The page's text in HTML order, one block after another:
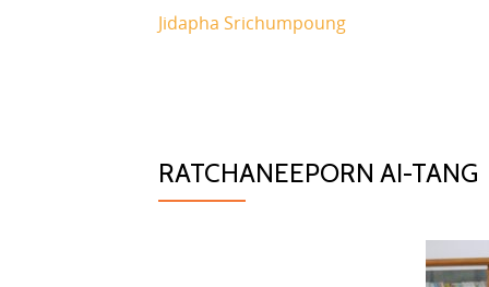
Jidapha Srichumpoung
RATCHANEEPORN AI-TANG